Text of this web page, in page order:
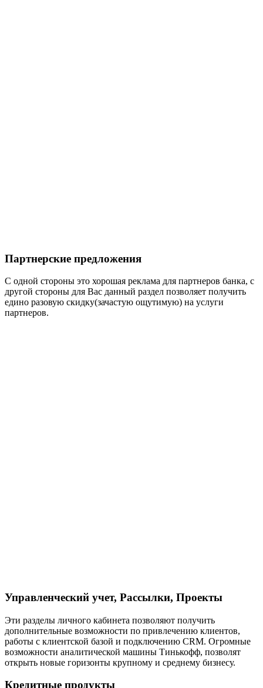
Партнерские предложения
С одной стороны это хорошая реклама для партнеров банка, с
другой стороны для Вас данный раздел позволяет получить
едино разовую скидку(зачастую ощутимую) на услуги
партнеров.
Управленческий учет, Рассылки, Проекты
Эти разделы личного кабинета позволяют получить
дополнительные возможности по привлечению клиентов,
работы с клиентской базой и подключению CRM. Огромные
возможности аналитической машины Тинькофф, позволят
открыть новые горизонты крупному и среднему бизнесу.
Кредитные продукты